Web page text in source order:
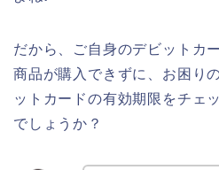
だから、ご自身のデビットカ
商品が購入できずに、お困り
ットカードの有効期限をチェ
でしょうか？